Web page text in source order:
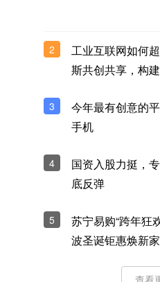
2
工业互联网如何
斯共创共享，构
3
今年最有创意的
手机
4
国资入股力挺，
底反弹
5
苏宁易购“跨年狂
波圣诞钜惠焕新
查看